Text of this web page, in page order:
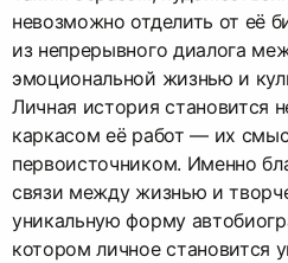
невозможно отделить от её
из непрерывного диалога
эмоциональной жизнью и
Личная история становится
каркасом её работ — их
первоисточником. Именно
связи между жизнью и
уникальную форму
котором личное становится